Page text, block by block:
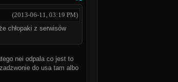
(2013-06-11, 03:19 PM)
chłopaki z serwisów
nei odpala co jest to
do usa tam albo